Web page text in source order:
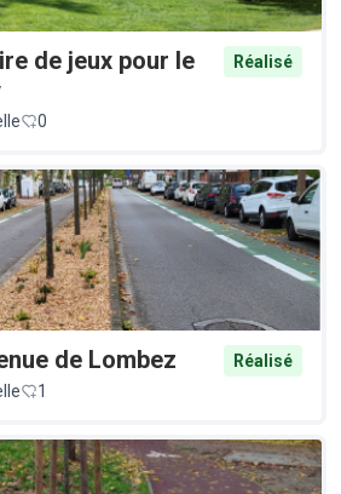
de jeux pour le
Réalisé
0
de Lombez
Réalisé
1